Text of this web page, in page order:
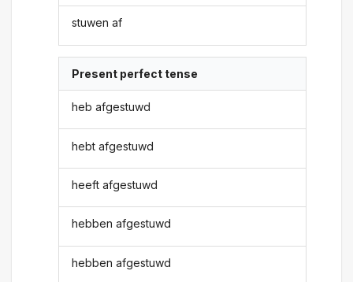
stuwen af
Present perfect tense
heb afgestuwd
hebt afgestuwd
heeft afgestuwd
hebben afgestuwd
hebben afgestuwd